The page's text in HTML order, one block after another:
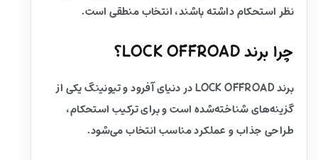
نظر استحکام داشته باشند، انتخاب منطقی است.
چرا برند LOCK OFFROAD؟
برند LOCK OFFROAD در دنیای آفرود و تیونینگ یکی از
گزینه‌های شناخته‌شده است و برای ترکیب استحکام،
طراحی جذاب و عملکرد مناسب انتخاب می‌شود.